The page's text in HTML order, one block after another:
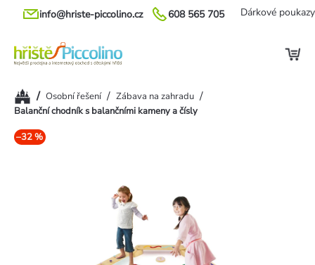
Přejít
608 565 705
info@hriste-piccolino.cz Dárkové poukazy
Domů/ Osobní řešení / Zábava na zahradu /
Balanční chodník s balančními kameny a čísly
–32 %